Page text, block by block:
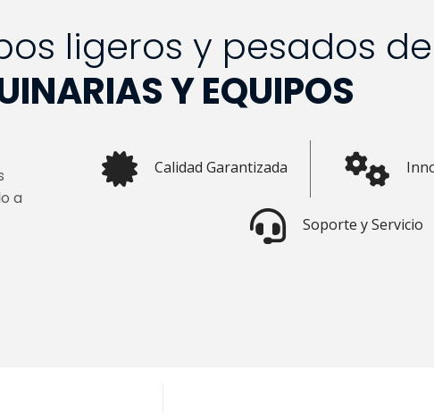
ligeros y pesados
Y EQUIPOS
a
Calidad Garantizada
Soporte y Servicio